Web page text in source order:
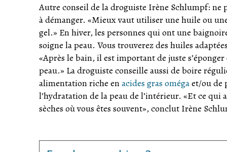
Autre conseil de la droguiste Irène Schlumpf: ne
à démanger. «Mieux vaut utiliser une huile ou
gel.» En hiver, les personnes qui ont une
soigne la peau. Vous trouverez des huiles
«Après le bain, il est important de juste
peau.» La droguiste conseille aussi de boire
alimentation riche enacides gras omégaet/ou de
l’hydratation de la peau de l’intérieur. «Et ce qui
sèches où vous êtes souvent», conclut Irène